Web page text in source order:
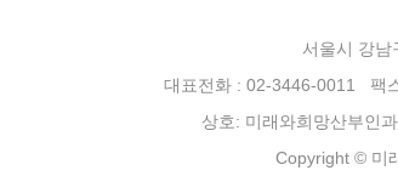
서울시 강
대표전화 : 02-3446-0011 팩
상호: 미래와희망산부인
Copyright © 미